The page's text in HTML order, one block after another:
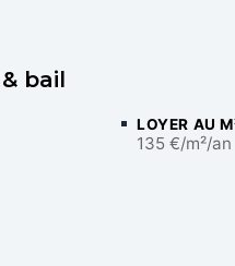
bail
LOYER AU
135 €/m²/an